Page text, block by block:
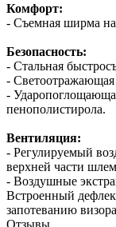
Комфорт:
- Съемная ширма на
Безопасность:
- Стальная
- Светоотражающая
-
пенополистирола.
Вентиляция:
- Регулируемый
верхней части
- Воздушные
Встроенный
запотеванию
Отзывы